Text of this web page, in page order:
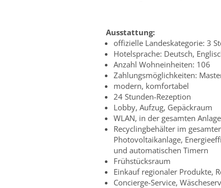
Ausstattung:
offizielle Landeskategorie: 3
Hotelsprache: Deutsch,
Anzahl Wohneinheiten: 106
Zahlungsmöglichkeiten:
modern, komfortabel
24 Stunden-Rezeption
Lobby, Aufzug, Gepäckraum
WLAN, in der gesamten Anlage
Recyclingbehälter im
Photovoltaikanlage,
und automatischen Timern
Frühstücksraum
Einkauf regionaler Produkte,
Concierge-Service,